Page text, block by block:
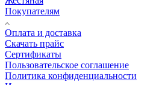
Покупателям
Оплата и доставка
Скачать прайс
Сертификаты
Пользовательское соглашение
Политика конфиденциальности